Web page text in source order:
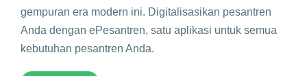
gempuran era modern ini. Digitalisasikan pesantren
Anda dengan ePesantren, satu aplikasi untuk semua
kebutuhan pesantren Anda.